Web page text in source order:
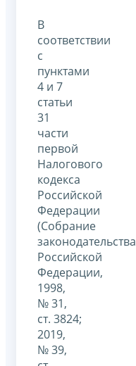
В
соответствии
с
пунктами
4 и 7
статьи
31
части
первой
Налогового
кодекса
Российской
Федерации
(Собрание
законодательства
Российской
Федерации,
1998,
№ 31,
ст. 3824;
2019,
№ 39,